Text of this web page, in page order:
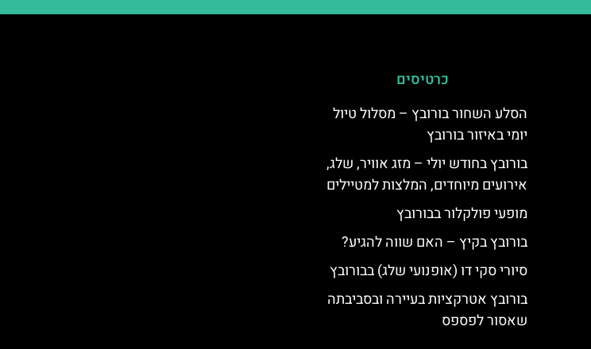
כרטיסים
הסלע השחור בורובץ – מסלול טיול
יומי באיזור בורובץ
בורובץ בחודש יולי – מזג אוויר, שלג,
אירועים מיוחדים, המלצות למטיילים
מופעי פולקלור בבורובץ
בורובץ בקיץ – האם שווה להגיע?
סיורי סקי דו (אופנועי שלג) בבורובץ
בורובץ אטרקציות בעיירה ובסביבתה
שאסור לפספס